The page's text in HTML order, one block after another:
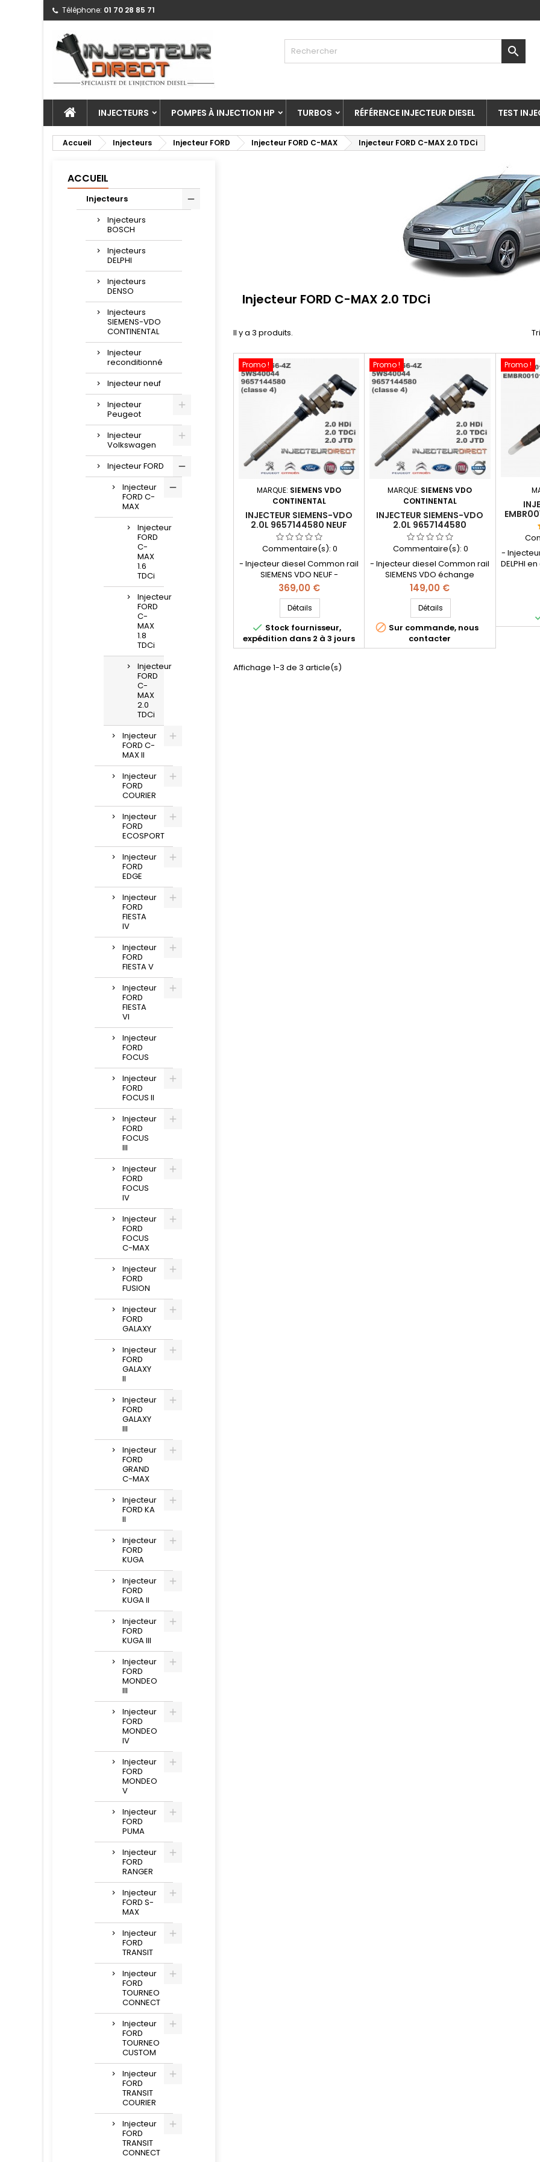
Téléphone: 01 70 28 85 71

INJECTEURS POMPES À INJECTION HP TURBOS RÉFÉRENCE INJECTEUR DIESEL TEST
Accueil Injecteurs Injecteur FORD Injecteur FORD C-MAX Injecteur FORD C-MAX 2.0 TDCi
ACCUEIL
Injecteurs
Injecteurs
BOSCH
Injecteurs
DELPHI
Injecteurs
DENSO
Injecteurs
SIEMENS-VDO
CONTINENTAL
Injecteur
reconditionné
Injecteur neuf
Injecteur
Peugeot
Injecteur
Volkswagen
Injecteur FORD
Injecteur
FORD C-
MAX
Injecteur
FORD
C-
MAX
1.6
TDCi
Injecteur
FORD
C-
MAX
1.8
TDCi
Injecteur
FORD
C-
MAX
2.0
TDCi
Injecteur
FORD C-
MAX II
Injecteur
FORD
COURIER
Injecteur
FORD
ECOSPORT
Injecteur
FORD
EDGE
Injecteur
FORD
FIESTA
IV
Injecteur
FORD
FIESTA V
Injecteur
FORD
FIESTA
VI
Injecteur
FORD
FOCUS
Injecteur
FORD
FOCUS II
Injecteur
FORD
FOCUS
III
Injecteur
FORD
FOCUS
IV
Injecteur
FORD
FOCUS
C-MAX
Injecteur
FORD
FUSION
Injecteur
FORD
GALAXY
Injecteur
FORD
GALAXY
II
Injecteur
FORD
GALAXY
III
Injecteur
FORD
GRAND
C-MAX
Injecteur
FORD KA
II
Injecteur
FORD
KUGA
Injecteur
FORD
KUGA II
Injecteur
FORD
KUGA III
Injecteur
FORD
MONDEO
III
Injecteur
FORD
MONDEO
IV
Injecteur
FORD
MONDEO
V
Injecteur
FORD
PUMA
Injecteur
FORD
RANGER
Injecteur
FORD S-
MAX
Injecteur
FORD
TRANSIT
Injecteur
FORD
TOURNEO
CONNECT
Injecteur
FORD
TOURNEO
CUSTOM
Injecteur
FORD
TRANSIT
COURIER
Injecteur
FORD
TRANSIT
CONNECT
Injecteur FORD C-MAX 2.0 TDCi
Il y a 3 produits.
Promo !
MARQUE: SIEMENS VDO
CONTINENTAL
INJECTEUR SIEMENS-VDO
2.0L 9657144580 NEUF
5WS40156-4Z 562001410
Commentaire(s): 0
- Injecteur diesel Common rail
SIEMENS VDO NEUF -
Références compatibles:
5WS40044 , 9657144580 ,
9657144680 , 9657144780 ,
1980J4 , 1980Y9 , 1980E8 ,
1373549 , 3M5Q9F593DB ,
36000315 , 36000317
, 562001410 - Pour motorisation
PSA 2.0HDi , 2.0TDCi , Volvo
2.0D Important : n'oubliez pas
Prix
369,00 €
Détails
 Stock fournisseur,
expédition dans 2 à 3 jours
Promo !
MARQUE: SIEMENS VDO
CONTINENTAL
INJECTEUR SIEMENS-VDO
2.0L 9657144580
5WS40156-4Z
Commentaire(s): 0
- Injecteur diesel Common rail
SIEMENS VDO échange
standard - Références
compatibles: 5WS40044 ,
9657144580 , 9657144680 ,
9657144780 , 1980J4 , 1980Y9 ,
1980E8 , 1373549 ,
3M5Q9F593DB , 36000315 ,
36000317 - Pour motorisation
Prix
149,00 €
Détails
 Sur commande, nous
contacter
Promo !
-
DELPHI
,
Affichage 1-3 de 3 article(s)